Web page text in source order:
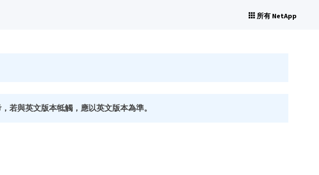
所有 NetApp
若與英文版本牴觸，應以英文版本為準。